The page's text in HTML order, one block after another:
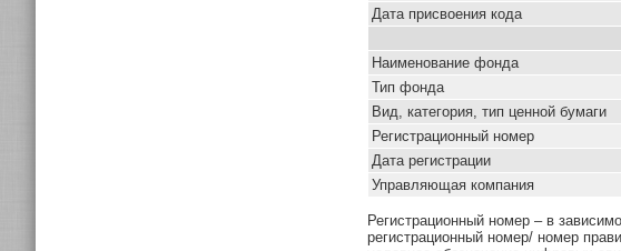
Дата присвоения кода
Наименование фонда
Тип фонда
Вид, категория, тип ценной бумаги
Регистрационный номер
Дата регистрации
Управляющая компания
Регистрационный номер – в
регистрационный номер/ номер